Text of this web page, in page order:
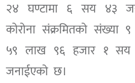
२४ घण्टामा ६ सय ४३
कोरोना संक्रमितको
५९ लाख ९६ हजार १ सय
जनाईएको छ।